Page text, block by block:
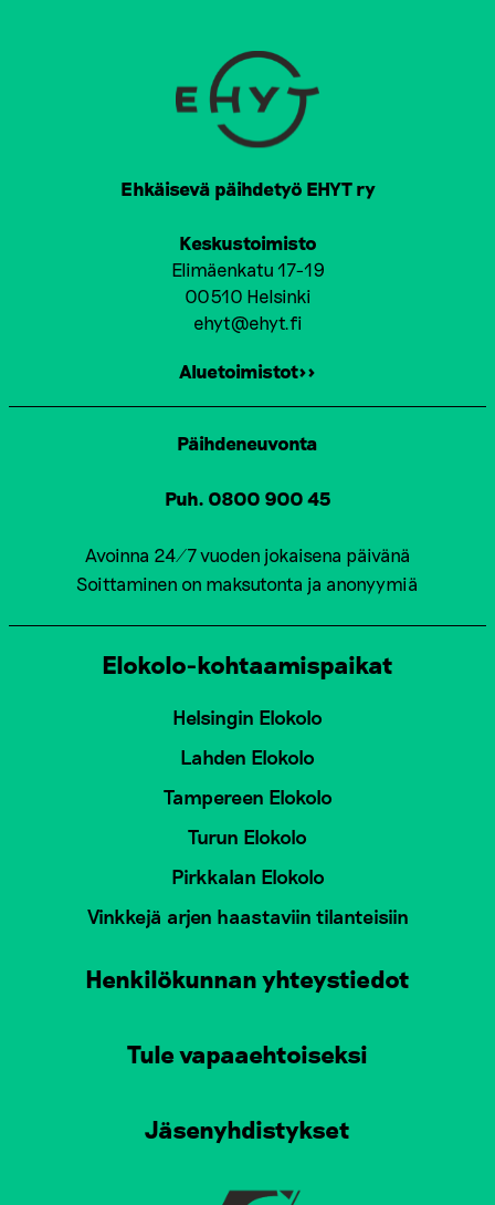
Ehkäisevä päihdetyö EHYT ry
Keskustoimisto
Elimäenkatu 17-19
00510 Helsinki
ehyt@ehyt.fi
Aluetoimistot>>
Päihdeneuvonta
Puh. 0800 900 45
Avoinna 24/7 vuoden jokaisena päivänä
Soittaminen on maksutonta ja anonyymiä
Elokolo-kohtaamispaikat
Helsingin Elokolo
Lahden Elokolo
Tampereen Elokolo
Turun Elokolo
Pirkkalan Elokolo
Vinkkejä arjen haastaviin tilanteisiin
Henkilökunnan yhteystiedot
Tule vapaaehtoiseksi
Jäsenyhdistykset